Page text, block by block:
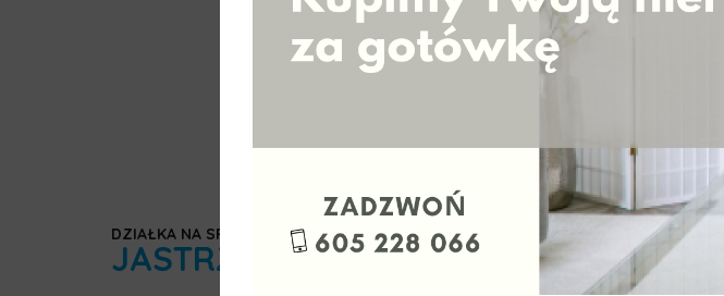
JASTRZĘBIE-ZDRÓJ
DZIAŁKA NA SPRZEDAŻ